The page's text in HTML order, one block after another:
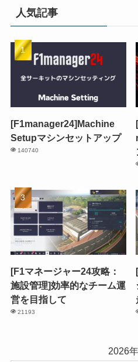
人気記事
[F1manager24]Machine
Setupマシンセットアップ
140740
[F1マネージャー24攻略：
施設管理]効率的なチーム運
営を目指して
21193
2026